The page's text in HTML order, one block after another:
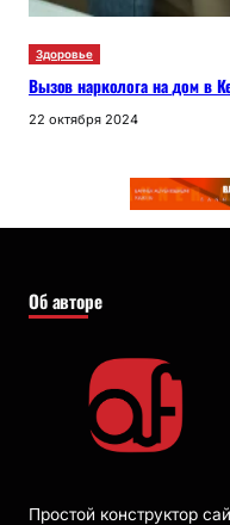
Здоровье
Вызов нарколога на дом в
22 октября 2024
Об авторе
Простой конструктор